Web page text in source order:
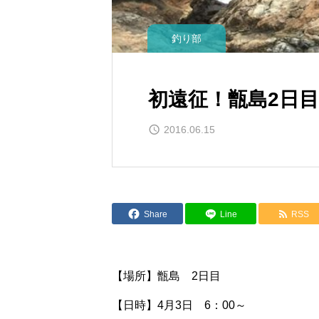
釣り部
初遠征！甑島2日目
2016.06.15
Share Line RSS
【場所】甑島 2日目
【日時】4月3日 6：00～